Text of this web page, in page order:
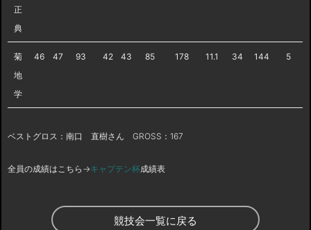
正
典
菊
地
学
46 47 93 42 43 85 178 11.1 34 144 5
ベストグロス：南口 直樹さん GROSS：167
全員の成績はこちら→キャプテン杯成績表
競技会一覧に戻る